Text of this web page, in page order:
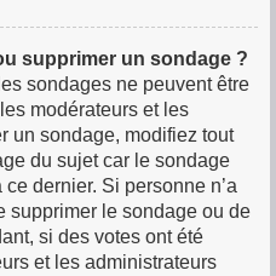
supprimer un sondage ?
sondages ne peuvent être
modérateurs et les
un sondage, modifiez tout
du sujet car le sondage
dernier. Si personne n’a
supprimer le sondage ou de
si des votes ont été
et les administrateurs